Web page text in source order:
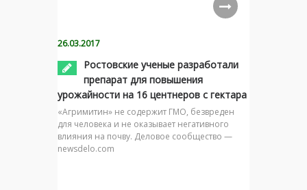
26.03.2017
Ростовские ученые разработали
препарат для повышения
урожайности на 16 центнеров с гектара
«Агримитин» не содержит ГМО, безвреден
для человека и не оказывает негативного
влияния на почву. Деловое сообщество —
newsdelo.com